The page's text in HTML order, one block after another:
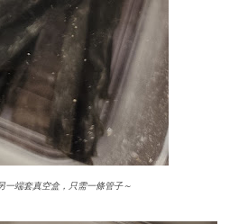
一端套真空盒，只需一條管子～